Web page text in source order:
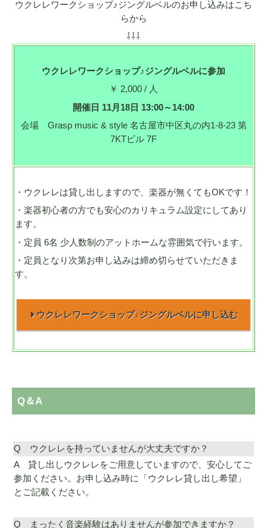
ウクレレワークショップ♪ジングルベルのお申し込みはこち
らから
⇩⇩⇩
ウクレレワークショップ♪ジングルベルに参加
￥ 2,000 / 人
開催日 11月18日 13:00～14:00
会場 Grasp music & style 名古屋市中区丸の内1-8-23 第
7KTビル 7F
・ウクレレは貸し出しますので、楽器が無くてもOKです！
・楽器初心者の方でも安心のカリキュラム設定にしてあり
ます。
・定員 6名 少人数制のアットホームな雰囲気で行います。
・定員となり次第お申し込みは締め切らせていただきま
す。
ウクレレワークショップ♪ジングルベルに申し込む
Q＆A
Q ウクレレを持っていませんが大丈夫ですか？
A 貸し出しウクレレをご用意していますので、安心してご
参加ください。お申し込み時に「ウクレレ貸し出し希望」
とご記載ください。
Q まったく音楽経験はありませんが参加できますか？